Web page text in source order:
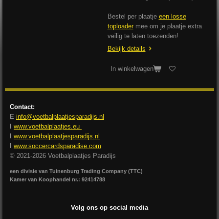
Bestel per plaatje een losse
toploadermee om je plaatje extra
veilig te laten toezenden!
Bekijk details
In winkelwagen
Contact:
E info@voetbalplaatjesparadijs.nl
www.voetbalplaatjes.eu
www.voetbalplaatjesparadijs.nl
www.soccercardsparadise.com
© 2021-2026 Voetbalplaatjes Paradijs
een divisie van Tuinenburg Trading Company (TTC)
Kamer van Koophandel nr.: 92414788
Volg ons op social media